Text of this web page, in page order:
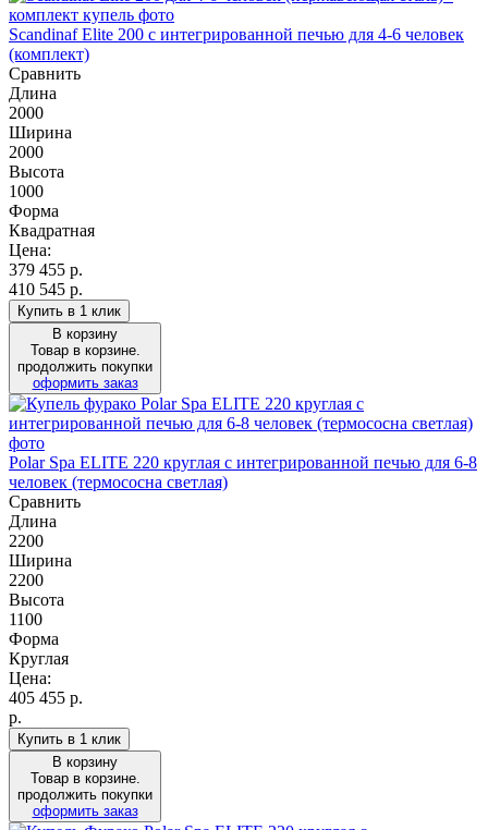
Scandinaf Elite 200 c интегрированной печью для 4-6 человек
(комплект)
Сравнить
Длина
2000
Ширина
2000
Высота
1000
Форма
Квадратная
Цена:
379 455 р.
410 545 р.
Купить в 1 клик
В корзину
Товар в корзине.
продолжить покупки
оформить заказ
Polar Spa ELITE 220 круглая с интегрированной печью для 6-8
человек (термососна светлая)
Сравнить
Длина
2200
Ширина
2200
Высота
1100
Форма
Круглая
Цена:
405 455 р.
р.
Купить в 1 клик
В корзину
Товар в корзине.
продолжить покупки
оформить заказ